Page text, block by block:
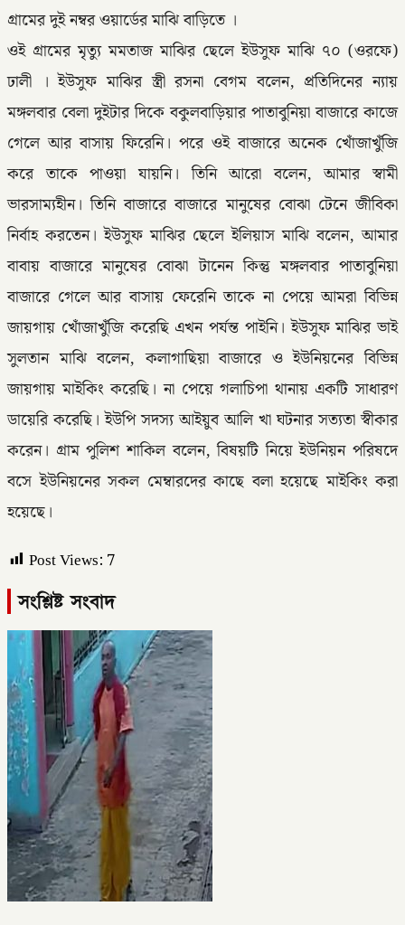
গ্রামের দুই নম্বর ওয়ার্ডের মাঝি বাড়িতে ।
ওই গ্রামের মৃত্যু মমতাজ মাঝির ছেলে ইউসুফ মাঝি ৭০ (ওরফে)
ঢালী । ইউসুফ মাঝির স্ত্রী রসনা বেগম বলেন, প্রতিদিনের ন্যায়
মঙ্গলবার বেলা দুইটার দিকে বকুলবাড়িয়ার পাতাবুনিয়া বাজারে কাজে
গেলে আর বাসায় ফিরেনি। পরে ওই বাজারে অনেক খোঁজাখুঁজি
করে তাকে পাওয়া যায়নি। তিনি আরো বলেন, আমার স্বামী
ভারসাম্যহীন। তিনি বাজারে বাজারে মানুষের বোঝা টেনে জীবিকা
নির্বাহ করতেন। ইউসুফ মাঝির ছেলে ইলিয়াস মাঝি বলেন, আমার
বাবায় বাজারে মানুষের বোঝা টানেন কিন্তু মঙ্গলবার পাতাবুনিয়া
বাজারে গেলে আর বাসায় ফেরেনি তাকে না পেয়ে আমরা বিভিন্ন
জায়গায় খোঁজাখুঁজি করেছি এখন পর্যন্ত পাইনি। ইউসুফ মাঝির ভাই
সুলতান মাঝি বলেন, কলাগাছিয়া বাজারে ও ইউনিয়নের বিভিন্ন
জায়গায় মাইকিং করেছি। না পেয়ে গলাচিপা থানায় একটি সাধারণ
ডায়েরি করেছি। ইউপি সদস্য আইয়ুব আলি খা ঘটনার সত্যতা স্বীকার
করেন। গ্রাম পুলিশ শাকিল বলেন, বিষয়টি নিয়ে ইউনিয়ন পরিষদে
বসে ইউনিয়নের সকল মেম্বারদের কাছে বলা হয়েছে মাইকিং করা
হয়েছে।
Post Views: 7
সংশ্লিষ্ট সংবাদ